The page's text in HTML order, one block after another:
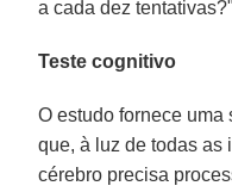
a cada dez
Teste cognitivo
O estudo fornece
que, à luz de todas as
cérebro precisa